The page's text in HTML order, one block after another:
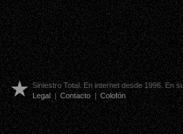
Siniestro Total. En internet desde 1996. En
Legal | Contacto | Colofón